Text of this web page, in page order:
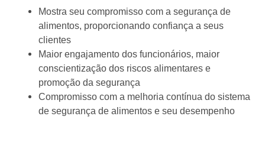
Mostra seu compromisso com a segurança de
alimentos, proporcionando confiança a seus
clientes
Maior engajamento dos funcionários, maior
conscientização dos riscos alimentares e
promoção da segurança
Compromisso com a melhoria contínua do sistema
de segurança de alimentos e seu desempenho